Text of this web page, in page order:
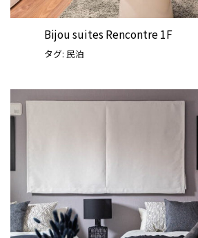
Bijou suites Rencontre 1F
タグ: 民泊